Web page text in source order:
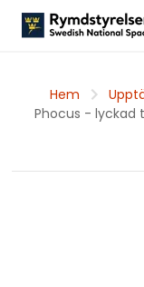
Hem
Phocus - lyckad